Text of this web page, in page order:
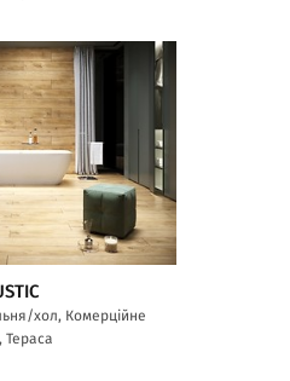
хол, Комерційне